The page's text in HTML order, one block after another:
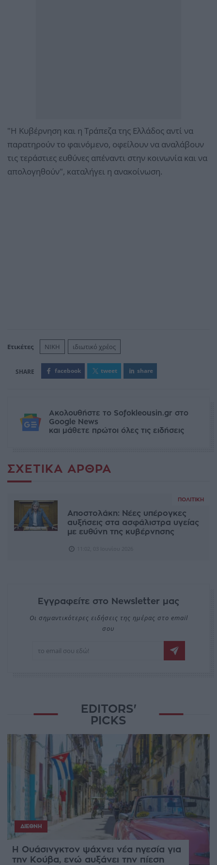
"Η Κυβέρνηση και η Τράπεζα της Ελλάδος αντί να
παρατηρούν το φαινόμενο, οφείλουν να αναλάβουν
τις τεράστιες ευθύνες απέναντι στην κοινωνία και να
απολογηθούν", καταλήγει η ανακοίνωση.
Ετικέτες NIKH ιδιωτικό χρέος
facebook tweet share
Ακολουθήστε το Sofokleousin.gr στο
Google News
και μάθετε πρώτοι όλες τις ειδήσεις
ΣΧΕΤΙΚΆ ΆΡΘΡΑ
ΠΟΛΙΤΙΚΉ
Αποστολάκη: Νέες υπέρογκες
αυξήσεις στα ασφάλιστρα υγείας
με ευθύνη της κυβέρνησης
Εγγραφείτε στο Newsletter μας
Οι σημαντικότερες ειδήσεις της ημέρας στο email
σου
EDITORS'
PICKS
ΔΙΕΘΝΉ
Η Ουάσινγκτον ψάχνει νέα ηγεσία για
την Κούβα, ενώ αυξάνει την πίεση